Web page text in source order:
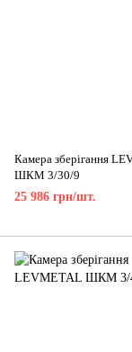
Камера зберігання
ШКМ 3/30/9
25 986 грн/шт.